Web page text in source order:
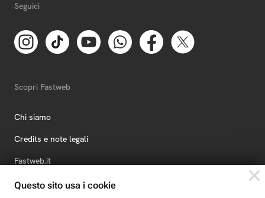
Seguici
Scopri Fastweb
Chi siamo
Credits e note legali
Fastweb.it
Formazione